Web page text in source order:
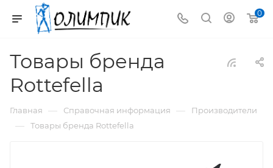
0
Товары бренда
Rottefella
Главная — Справочная информация — Производители
— Товары бренда Rottefella